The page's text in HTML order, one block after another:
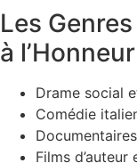
Les
à l’Honneur
Drame social
Comédie
Films